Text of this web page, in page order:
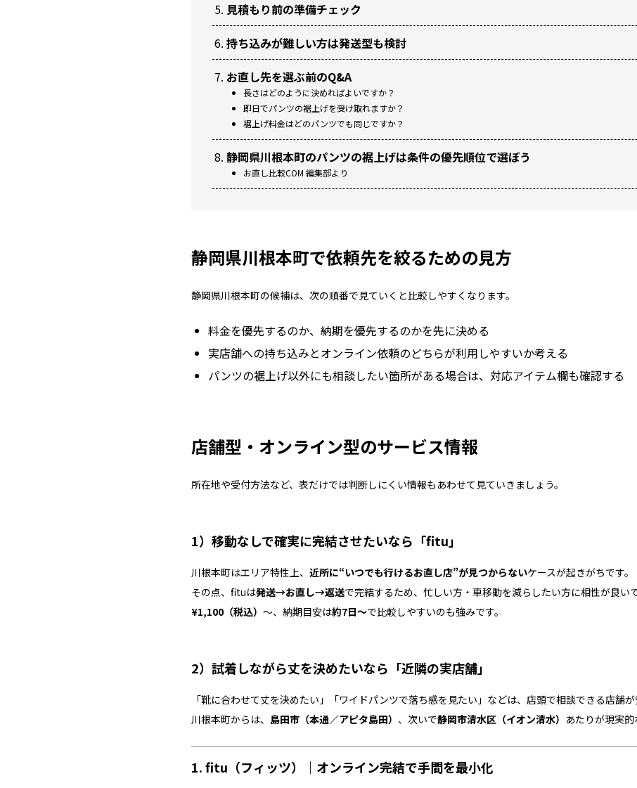
見積もり前の準備チェック
持ち込みが難しい方は発送型も検討
お直し先を選ぶ前のQ&A
長さはどのように決めればよいですか？
即日でパンツの裾上げを受け取れますか？
裾上げ料金はどのパンツでも同じですか？
静岡県川根本町のパンツの裾上げは条件の優先順位で選ぼう
お直し比較COM 編集部より
静岡県川根本町で依頼先を絞るための見方
静岡県川根本町の候補は、次の順番で見ていくと比較しやすくなります。
料金を優先するのか、納期を優先するのかを先に決める
実店舗への持ち込みとオンライン依頼のどちらが利用しやすいか考える
パンツの裾上げ以外にも相談したい箇所がある場合は、対応アイテム欄も確認する
店舗型・オンライン型のサービス情報
所在地や受付方法など、表だけでは判断しにくい情報もあわせて見ていきましょう。
1）移動なしで確実に完結させたいなら「fitu」
川根本町はエリア特性上、 近所に“いつでも行けるお直し店”が見つからないケースが起きがちです。
その点、fituは発送→お直し→返送で完結するため、忙しい方・車移動を減らしたい方に相性が良い
¥1,100（税込） ～、納期目安は約7日～で比較しやすいのも強みです。
2）試着しながら丈を決めたいなら「近隣の実店舗」
「靴に合わせて丈を決めたい」「ワイドパンツで落ち感を見たい」などは、店頭で相談できる店舗が
川根本町からは、 島田市（本通／アピタ島田） 、次いで静岡市清水区（イオン清水） あたりが現実的
1. fitu（フィッツ）｜オンライン完結で手間を最小化